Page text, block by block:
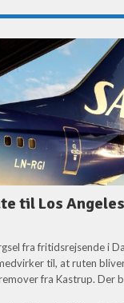
til Los
fra fritidsrejsende i
til, at ruten
fra Kastrup. Der